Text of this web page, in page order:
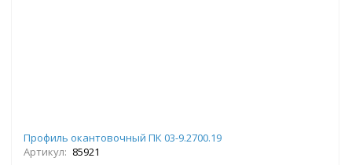
Профиль окантовочный ПК 03-9.2700.19
Артикул: 85921